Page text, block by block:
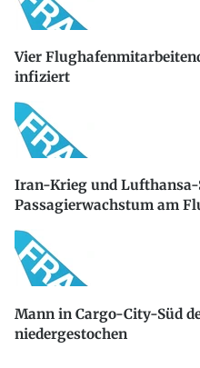
Vier
infiziert
Iran-Krieg und Lufthansa-
Passagierwachstum am
Mann in Cargo-City-Süd
niedergestochen